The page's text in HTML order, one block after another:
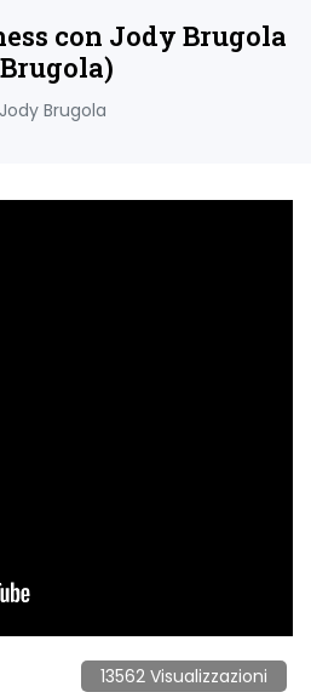
con Jody Brugola
Jody Brugola
13562 Visualizzazioni